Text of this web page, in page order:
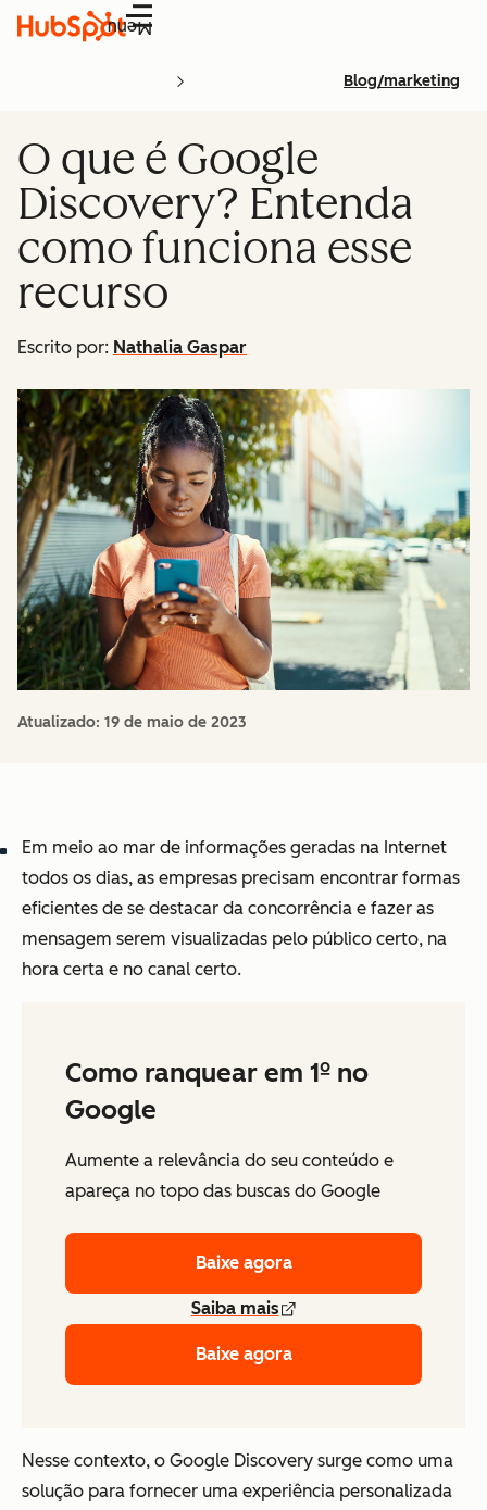
Menu
Blog/marketing
O que é Google
Discovery? Entenda
como funciona esse
recurso
Escrito por: Nathalia Gaspar
Atualizado: 19 de maio de 2023
Em meio ao mar de informações geradas na Internet
todos os dias, as empresas precisam encontrar formas
eficientes de se destacar da concorrência e fazer as
mensagem serem visualizadas pelo público certo, na
hora certa e no canal certo.
Como ranquear em 1º no
Google
Aumente a relevância do seu conteúdo e
apareça no topo das buscas do Google
Baixe agora
Saiba mais
Baixe agora
Nesse contexto, o Google Discovery surge como uma
solução para fornecer uma experiência personalizada